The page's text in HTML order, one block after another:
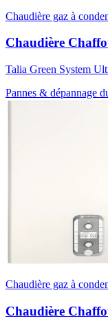
Chaudière gaz à
Chaudière
Talia Green System
Pannes & dépannage
Chaudière gaz à
Chaudière